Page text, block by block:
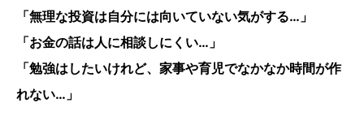
「無理な投資は自分には向いていない気がする…」
「お金の話は人に相談しにくい…」
「勉強はしたいけれど、家事や育児でなかなか時間が作
れない…」